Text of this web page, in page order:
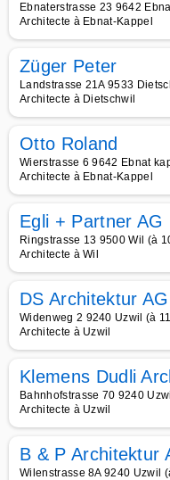
Ebnaterstrasse 23 9642
Architecte à Ebnat-Kappel
Züger Peter
Landstrasse 21A 9533
Architecte à Dietschwil
Otto Roland
Wierstrasse 6 9642 Ebnat
Architecte à Ebnat-Kappel
Egli + Partner AG
Ringstrasse 13 9500 Wil (à
Architecte à Wil
DS Architektur AG
Widenweg 2 9240 Uzwil (à
Architecte à Uzwil
Klemens Dudli
Bahnhofstrasse 70 9240
Architecte à Uzwil
B & P Architektur
Wilenstrasse 8A 9240 Uzwil